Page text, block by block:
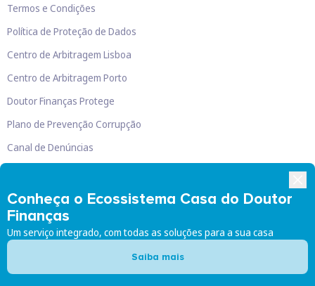
Conheça o Ecossistema Casa do Doutor
Finanças
Um serviço integrado, com todas as soluções para a sua casa
Saiba mais
Termos e Condições
Política de Proteção de Dados
Centro de Arbitragem Lisboa
Centro de Arbitragem Porto
Doutor Finanças Protege
Plano de Prevenção Corrupção
Canal de Denúncias
Doutor Finanças, Lda